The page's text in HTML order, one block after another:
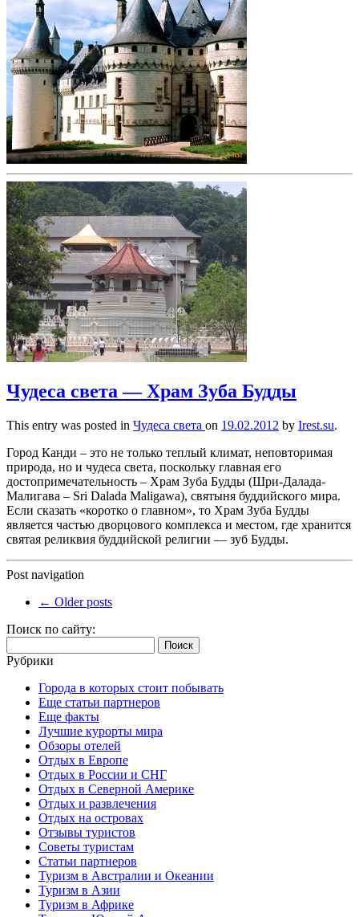
Чудеса света — Храм Зуба Будды
This entry was posted in Чудеса света on 19.02.2012 by Irest.su.
Город Канди – это не только теплый климат, неповторимая
природа, но и чудеса света, поскольку главная его
достопримечательность – Храм Зуба Будды (Шри-Далада-
Малигава – Sri Dalada Maligawa), святыня буддийского мира.
Если сказать «коротко о главном», то Храм Зуба Будды
является частью дворцового комплекса и местом, где хранится
святая реликвия буддийской религии — зуб Будды.
Post navigation
← Older posts
Поиск по сайту:
Рубрики
Города в которых стоит побывать
Еще статьи партнеров
Еще факты
Лучшие курорты мира
Обзоры отелей
Отдых в Европе
Отдых в России и СНГ
Отдых в Северной Америке
Отдых и развлечения
Отдых на островах
Отзывы туристов
Советы туристам
Статьи партнеров
Туризм в Австралии и Океании
Туризм в Азии
Туризм в Африке